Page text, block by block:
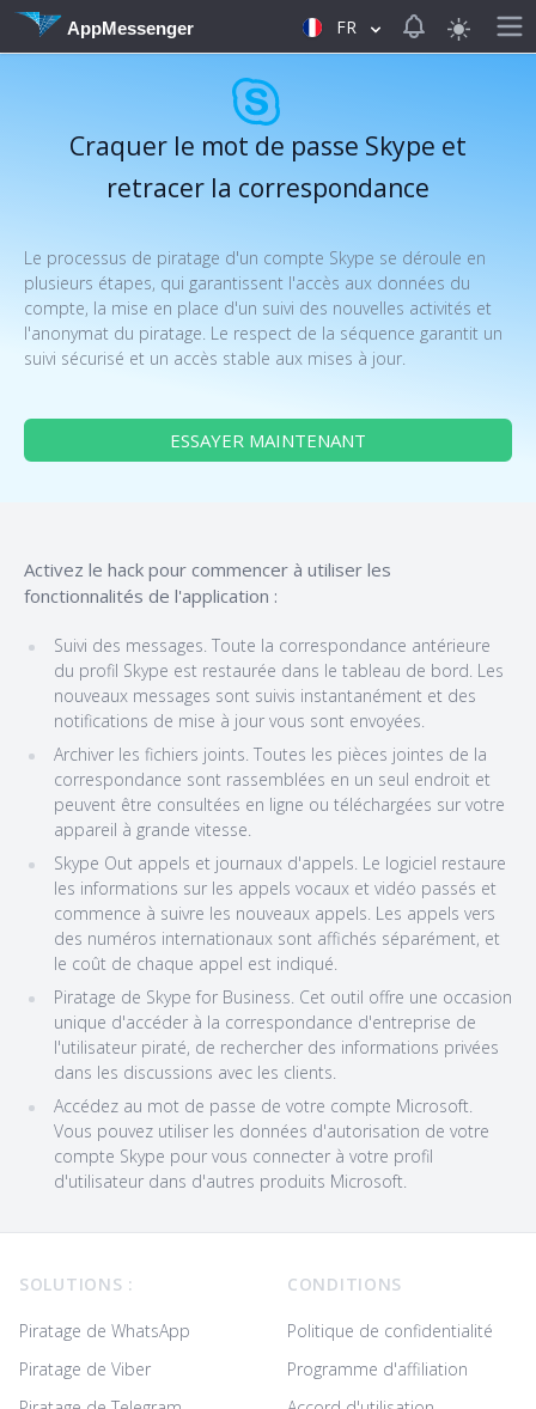
AppMessenger FR View
Craquer le mot de passe Skype et
retracer la correspondance
Le processus de piratage d'un compte Skype se déroule en
plusieurs étapes, qui garantissent l'accès aux données du
compte, la mise en place d'un suivi des nouvelles activités et
l'anonymat du piratage. Le respect de la séquence garantit un
suivi sécurisé et un accès stable aux mises à jour.
ESSAYER MAINTENANT
Activez le hack pour commencer à utiliser les
fonctionnalités de l'application :
Suivi des messages. Toute la correspondance antérieure
du profil Skype est restaurée dans le tableau de bord. Les
nouveaux messages sont suivis instantanément et des
notifications de mise à jour vous sont envoyées.
Archiver les fichiers joints. Toutes les pièces jointes de la
correspondance sont rassemblées en un seul endroit et
peuvent être consultées en ligne ou téléchargées sur votre
appareil à grande vitesse.
Skype Out appels et journaux d'appels. Le logiciel restaure
les informations sur les appels vocaux et vidéo passés et
commence à suivre les nouveaux appels. Les appels vers
des numéros internationaux sont affichés séparément, et
le coût de chaque appel est indiqué.
Piratage de Skype for Business. Cet outil offre une occasion
unique d'accéder à la correspondance d'entreprise de
l'utilisateur piraté, de rechercher des informations privées
dans les discussions avec les clients.
Accédez au mot de passe de votre compte Microsoft.
Vous pouvez utiliser les données d'autorisation de votre
compte Skype pour vous connecter à votre profil
d'utilisateur dans d'autres produits Microsoft.
SOLUTIONS :
Piratage de WhatsApp
Piratage de Viber
CONDITIONS
Politique de confidentialité
Programme d'affiliation